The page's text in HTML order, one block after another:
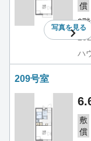
写真を見る
償
2
ハ
209号室
敷
償